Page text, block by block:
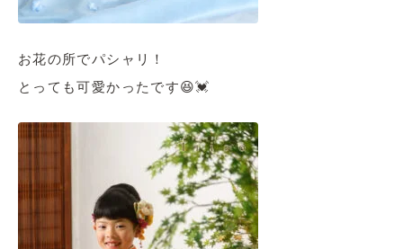
お花の所でパシャリ！
とっても可愛かったです😆💓